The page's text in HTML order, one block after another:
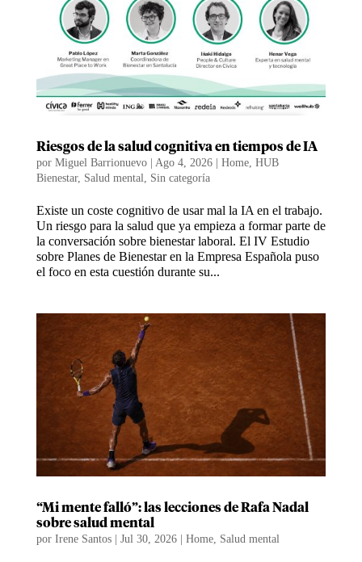
Riesgos de la salud cognitiva en tiempos de IA
por Miguel Barrionuevo| Ago 4, 2026| Home, HUB
Bienestar, Salud mental Sin categoría
Existe un coste cognitivo de usar mal la IA en el trabajo.
Un riesgo para la salud que ya empieza a formar parte de
la conversación sobre bienestar laboral. El IV Estudio
sobre Planes de Bienestar en la Empresa Española puso
el foco en esta cuestión durante su...
“Mi mente falló”: las lecciones de Rafa Nadal
sobre salud mental
por Irene Santos| Jul 30, 2026| Home, Salud mental